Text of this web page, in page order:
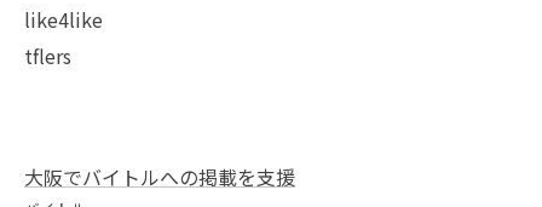
like4like
tflers
大阪でバイトルへの掲載を支援